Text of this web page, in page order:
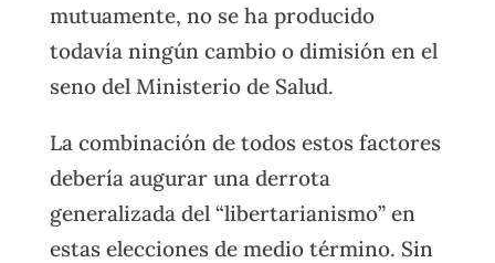
mutuamente, no se ha producido
todavía ningún cambio o dimisión en el
seno del Ministerio de Salud.
La combinación de todos estos factores
debería augurar una derrota
generalizada del “libertarianismo” en
estas elecciones de medio término. Sin